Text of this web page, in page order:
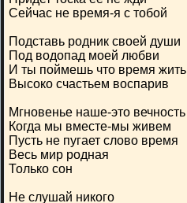
Сейчас не время-я с тобой
Подставь родник своей души
Под водопад моей любви
И ты поймешь что время жить
Высоко счастьем воспарив
Мгновенье наше-это вечность
Когда мы вместе-мы живем
Пусть не пугает слово время
Весь мир родная
Только сон
Не слушай никого